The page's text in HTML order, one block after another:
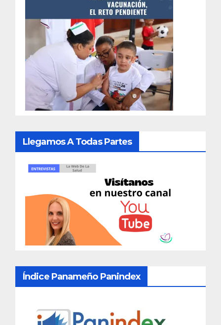
Llegamos A Todas Partes
Índice Panameño Panindex